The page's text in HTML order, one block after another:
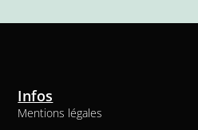
Infos
Mentions légales